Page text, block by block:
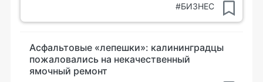
#БИЗНЕС
Асфальтовые «лепешки»: калининградцы
пожаловались на некачественный
ямочный ремонт